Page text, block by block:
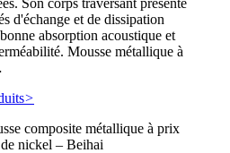
Son corps traversant présente
d'échange et de dissipation
absorption acoustique et
Mousse métallique à
>